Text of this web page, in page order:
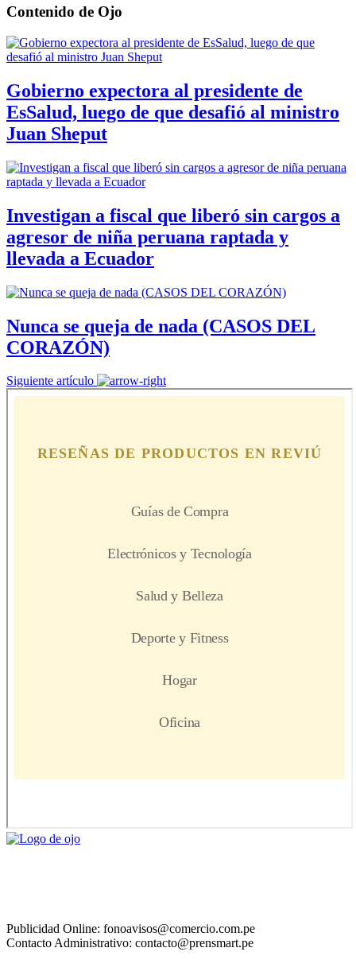
Contenido de Ojo
Gobierno expectora al presidente de
EsSalud, luego de que desafió al ministro
Juan Sheput
Investigan a fiscal que liberó sin cargos a
agresor de niña peruana raptada y
llevada a Ecuador
Nunca se queja de nada (CASOS DEL
CORAZÓN)
Siguiente artículo
Publicidad Online: fonoavisos@comercio.com.pe
Contacto Administrativo: contacto@prensmart.pe